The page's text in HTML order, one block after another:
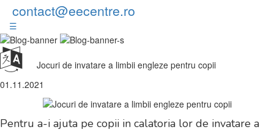
contact@eecentre.ro
☰
Jocuri de invatare a limbii engleze pentru copii
01.11.2021
Pentru a-i ajuta pe copii in calatoria lor de invatare a